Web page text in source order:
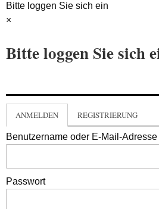
Bitte loggen Sie sich ein
×
Bitte loggen Sie sich
ANMELDEN REGISTRIERUNG
Benutzername oder E-Mail-Adresse
Passwort